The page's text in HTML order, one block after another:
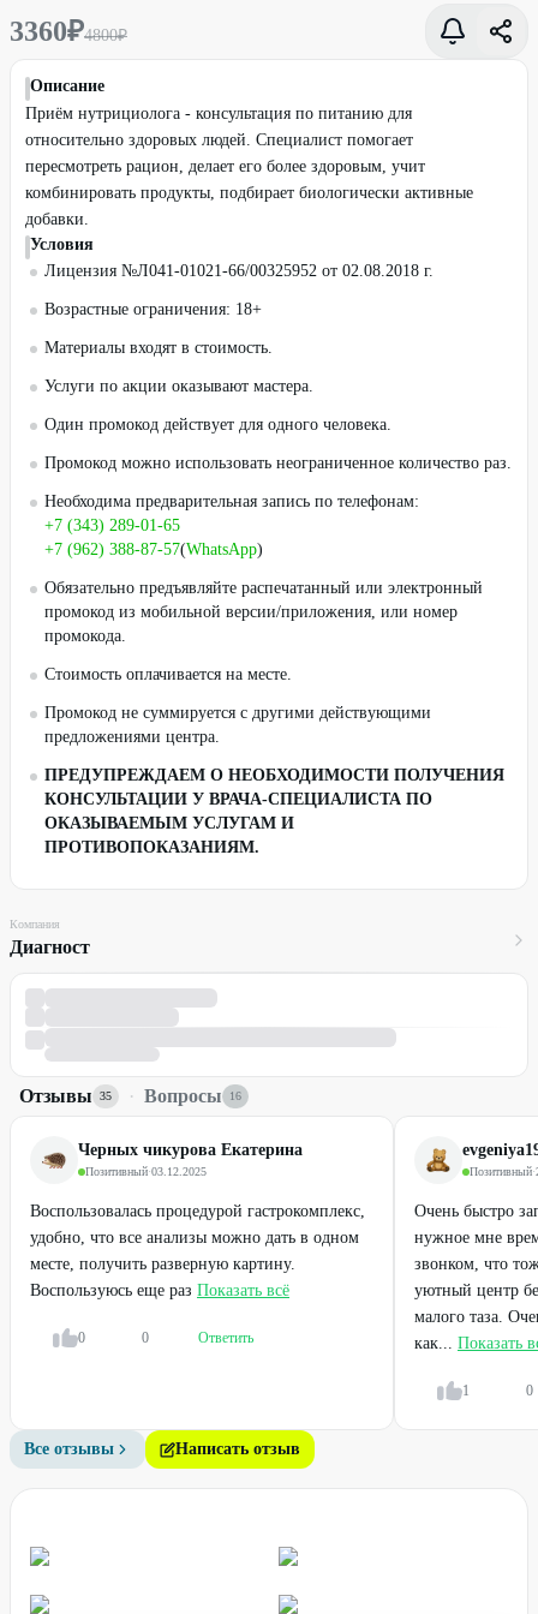
3360₽4800₽
Описание
Приём нутрициолога - консультация по питанию для
относительно здоровых людей. Специалист помогает
пересмотреть рацион, делает его более здоровым, учит
комбинировать продукты, подбирает биологически активные
добавки.
Условия
Лицензия №Л041-01021-66/00325952 от 02.08.2018 г.
Возрастные ограничения: 18+
Материалы входят в стоимость.
Услуги по акции оказывают мастера.
Один промокод действует для одного человека.
Промокод можно использовать неограниченное количество раз.
Необходима предварительная запись по телефонам:
+7 (343) 289-01-65
+7 (962) 388-87-57(WhatsApp)
Обязательно предъявляйте распечатанный или электронный
промокод из мобильной версии/приложения, или номер
промокода.
Стоимость оплачивается на месте.
Промокод не суммируется с другими действующими
предложениями центра.
ПРЕДУПРЕЖДАЕМ О НЕОБХОДИМОСТИ ПОЛУЧЕНИЯ
КОНСУЛЬТАЦИИ У ВРАЧА-СПЕЦИАЛИСТА ПО
ОКАЗЫВАЕМЫМ УСЛУГАМ И
ПРОТИВОПОКАЗАНИЯМ.
Компания
Диагност
Отзывы 35 · Вопросы 16
Черных чикурова Екатерина
Позитивный·03.12.2025
Воспользовалась процедурой гастрокомплекс,
удобно, что все анализы можно дать в одном
месте, получить разверную картину.
Воспользуюсь еще раз Показать всё
0 0 Ответить
Позитивный·
Очень быстро
нужное мне
звонком, что
уютный центр
малого таза.
как... Показать
1 0
Все отзывы Написать отзыв